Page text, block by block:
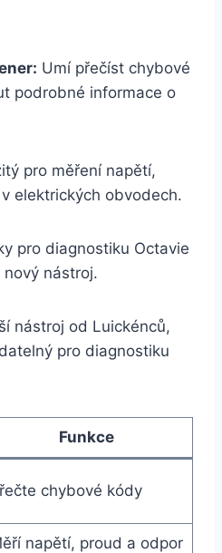
Umí přečíst chybové
podrobné informace o
pro měření napětí,
elektrických obvodech.
pro diagnostiku Octavie
nástroj.
nástroj od Luickénců,
pro diagnostiku
Funkce
chybové kódy
napětí, proud a odpor